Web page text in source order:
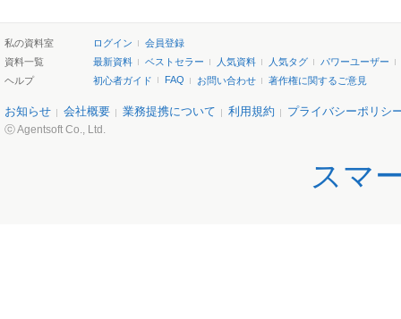
私の資料室 ログイン
会員登録
資料一覧
最新資料 ベストセラー 人気資料 人気タグ
パワーユーザー
ヘルプ
初心者ガイド FAQ お問い合わせ 著作権に関するご意見
お知らせ 会社概要 業務提携について 利用規約 プライバシーポリシ
ⓒ Agentsoft Co., Ltd.
スマ